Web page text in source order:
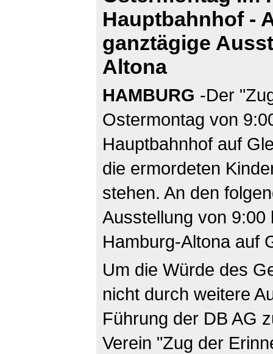
Hauptbahnhof -
ganztägige
Altona
HAMBURG -Der
Ostermontag von
Hauptbahnhof auf
die ermordeten
stehen. An den
Ausstellung von 9:00
Hamburg-Altona auf
Um die Würde des
nicht durch weitere
Führung der DB AG
Verein "Zug der